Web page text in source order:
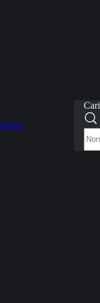
News
Cari